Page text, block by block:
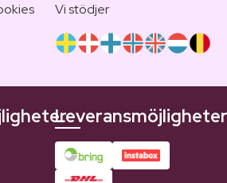
Vi stödjer
Leveransmöjligheter